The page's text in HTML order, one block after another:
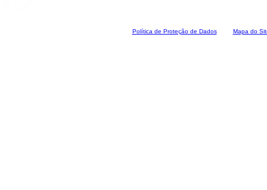
Política de Proteção de Dados Mapa do